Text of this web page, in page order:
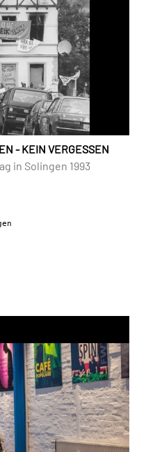
- KEIN VERGESSEN
in Solingen 1993